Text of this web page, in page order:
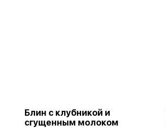
Блин с клубникой и
сгущенным молоком